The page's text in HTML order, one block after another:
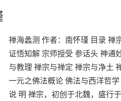
禅海蠡测 作者：南怀瑾 目录 禅
证悟知解 宗师授受 参话头 神通
与教理 禅宗与禅定 禅宗与净土
一元之佛法概论 佛法与西洋哲
说 明 禅宗，初创于北魏，盛行